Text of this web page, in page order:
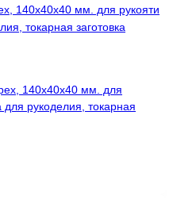
140х40х40 мм. для
для рукоделия, токарная